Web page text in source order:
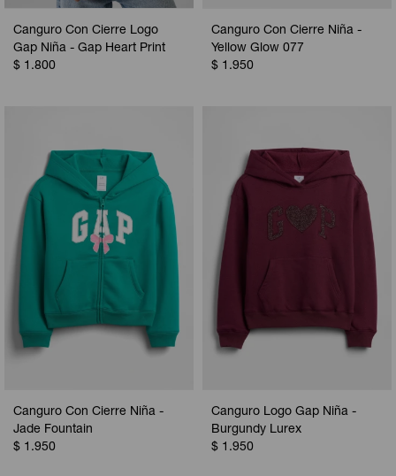
Canguro Con Cierre Logo
Gap Niña - Gap Heart Print
$ 1.800
Canguro Con Cierre Niña -
Yellow Glow 077
$ 1.950
Canguro Con Cierre Niña -
Jade Fountain
$ 1.950
Canguro Logo Gap Niña -
Burgundy Lurex
$ 1.950
Calzas